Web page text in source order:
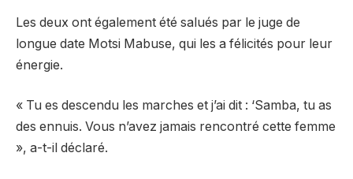
Les deux ont également été salués par le juge de
longue date Motsi Mabuse, qui les a félicités pour leur
énergie.
« Tu es descendu les marches et j’ai dit : ‘Samba, tu as
des ennuis. Vous n’avez jamais rencontré cette femme
», a-t-il déclaré.